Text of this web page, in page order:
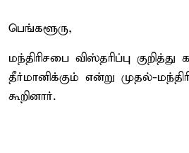
பெங்களூரு,
மந்திரிசபை விஸ்தரிப்பு குறித்து
தீர்மானிக்கும் என்று முதல்-
கூறினார்.